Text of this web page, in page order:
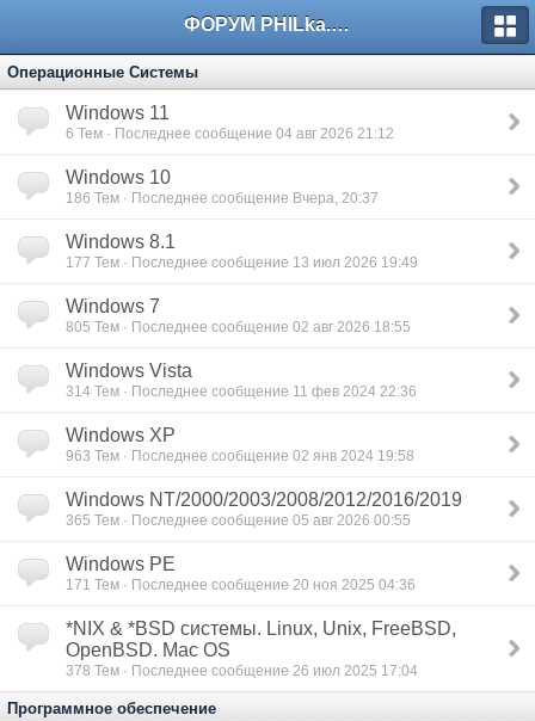
ФОРУМ PHILka.RU
Операционные Системы
Windows 11
6 Тем · Последнее сообщение 04 авг 2026 21:12
Windows 10
186 Тем · Последнее сообщение Вчера, 20:37
Windows 8.1
177 Тем · Последнее сообщение 13 июл 2026 19:49
Windows 7
805 Тем · Последнее сообщение 02 авг 2026 18:55
Windows Vista
314 Тем · Последнее сообщение 11 фев 2024 22:36
Windows XP
963 Тем · Последнее сообщение 02 янв 2024 19:58
Windows NT/2000/2003/2008/2012/2016/2019
365 Тем · Последнее сообщение 05 авг 2026 00:55
Windows PE
171 Тем · Последнее сообщение 20 ноя 2025 04:36
*NIX & *BSD сиcтемы. Linux, Unix, FreeBSD,
OpenBSD. Mac OS
378 Тем · Последнее сообщение 26 июл 2025 17:04
Программное обеспечение